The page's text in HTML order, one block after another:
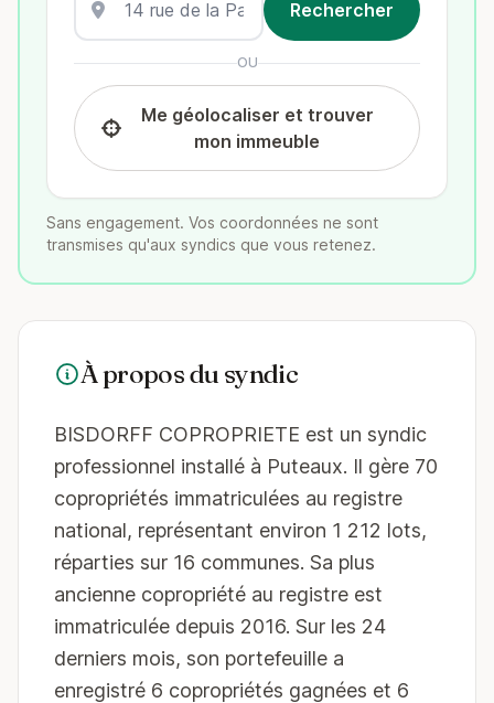
OU
Me géolocaliser et trouver
mon immeuble
Sans engagement. Vos coordonnées ne sont
transmises qu'aux syndics que vous retenez.
À propos du syndic
BISDORFF COPROPRIETE est un syndic
professionnel installé à Puteaux. Il gère 70
copropriétés immatriculées au registre
national, représentant environ 1 212 lots,
réparties sur 16 communes. Sa plus
ancienne copropriété au registre est
immatriculée depuis 2016. Sur les 24
derniers mois, son portefeuille a
enregistré 6 copropriétés gagnées et 6